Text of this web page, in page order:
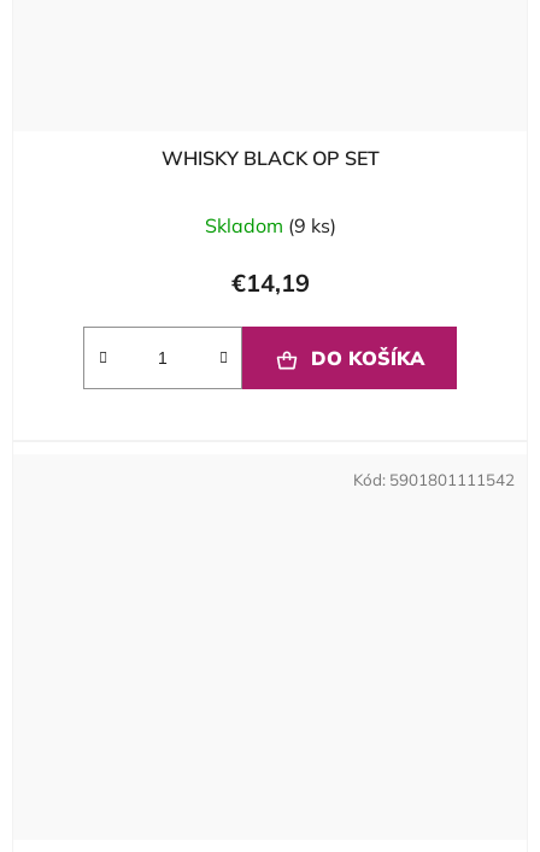
WHISKY BLACK OP SET
Skladom (9 ks)
€14,19
DO KOŠÍKA
Kód: 5901801111542